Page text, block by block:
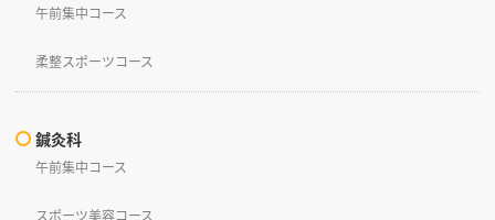
午前集中コース
柔整スポーツコース
鍼灸科
午前集中コース
スポーツ美容コース